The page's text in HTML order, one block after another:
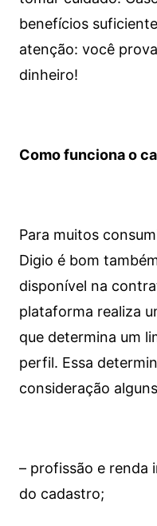
benefícios
atenção: você
dinheiro!
Como funciona o
Para muitos
Digio é bom
disponível na
plataforma realiza
que determina um
perfil. Essa
consideração
– profissão e renda
do cadastro;